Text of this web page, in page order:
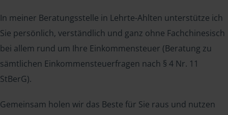
In meiner Beratungsstelle in Lehrte-Ahlten unterstütze ich
Sie persönlich, verständlich und ganz ohne Fachchinesisch
bei allem rund um Ihre Einkommensteuer (Beratung zu
sämtlichen Einkommensteuerfragen nach § 4 Nr. 11
StBerG).
Gemeinsam holen wir das Beste für Sie raus und nutzen